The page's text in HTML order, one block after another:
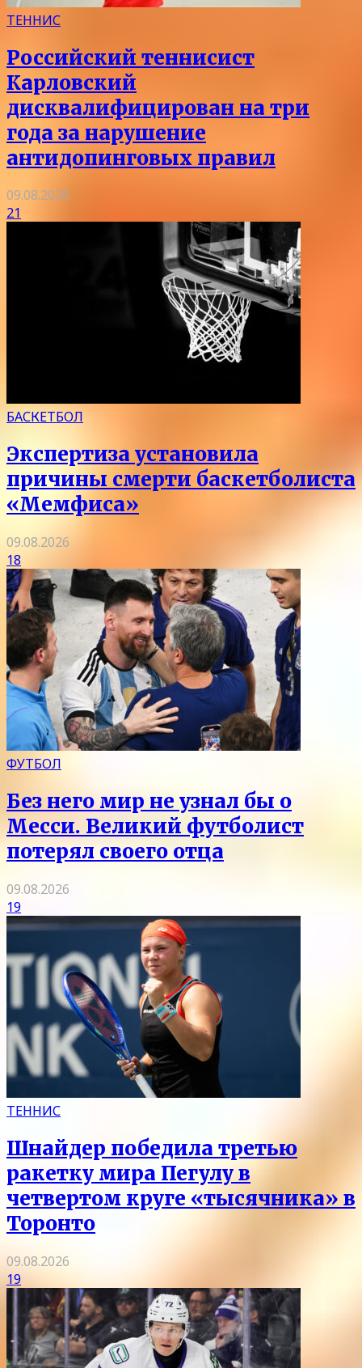
ТЕННИС
Российский теннисист
Карловский
дисквалифицирован на три
года за нарушение
антидопинговых правил
09.08.2026
21
БАСКЕТБОЛ
Экспертиза установила
причины смерти баскетболиста
«Мемфиса»
09.08.2026
18
ФУТБОЛ
Без него мир не узнал бы о
Месси. Великий футболист
потерял своего отца
09.08.2026
19
ТЕННИС
Шнайдер победила третью
ракетку мира Пегулу в
четвертом круге «тысячника» в
Торонто
09.08.2026
19